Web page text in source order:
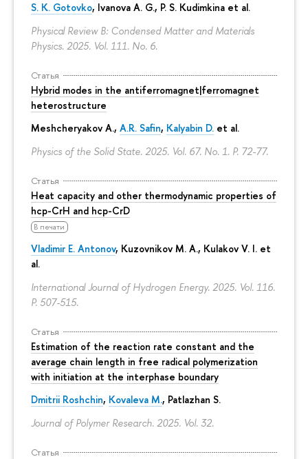
S. K. Gotovko, Ivanova A. G., P. S. Kudimkina et al.
Physical Review B: Condensed Matter and Materials
Physics. 2025. Vol. 111. No. 6.
Статья
Hybrid modes in the antiferromagnet|ferromagnet
heterostructure
Meshcheryakov A., A.R. Safin, Kalyabin D. et al.
Physics of the Solid State. 2025. Vol. 67. No. 1. P. 72-77.
Статья
Heat capacity and other thermodynamic properties of
hcp-CrH and hcp-CrD
В печати
Vladimir E. Antonov, Kuzovnikov M. A., Kulakov V. I. et
al.
International Journal of Hydrogen Energy. 2025. Vol. 116.
P. 507-515.
Статья
Estimation of the reaction rate constant and the
average chain length in free radical polymerization
with initiation at the interphase boundary
Dmitrii Roshchin, Kovaleva M., Patlazhan S.
Journal of Polymer Research. 2025. Vol. 32.
Статья